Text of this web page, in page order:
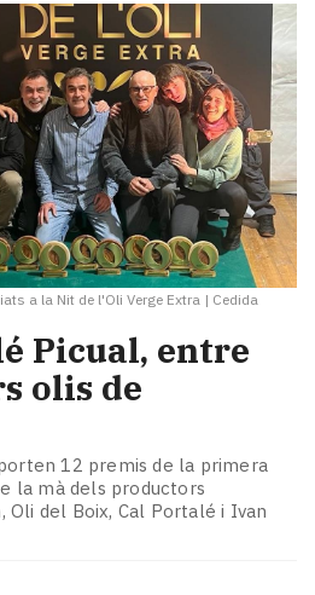
a la Nit de l'Oli Verge Extra | Cedida
Picual, entre
olis de
12 premis de la primera
la mà dels productors
Oli del Boix, Cal Portalé i Ivan